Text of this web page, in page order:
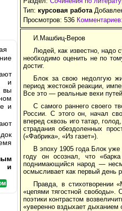
и
вы
и
и
Тип: курсовая работа
Просмотров: 536
И.Машбиц-Веров
Людей, как известно, надо
необходимо оценить не по
достиг.
Блок за свою недолгую
период жестокой реакции,
Все это — реальные вехи
С самого раннего своего
России. С этого он, начал
вперед сквозь иго татар,
страдания обездоленных
(«Фабрика», «Из газет»).
В эпоху 1905 года Блок
году он осознал, что
поднимающийся народ —
осмысливает как первый день
Правда, в стихотворении
«цепями тягостной свободы».
поэтики контрастом
«уверенно вздыхает дыханием